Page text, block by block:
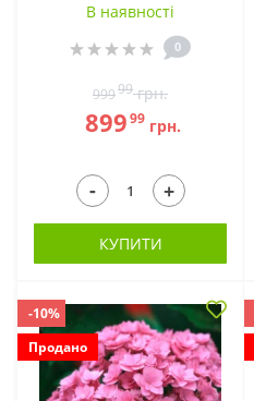
В наявностi
0
99999грн.
89999 грн.
- +
КУПИТИ
-10%
Продано